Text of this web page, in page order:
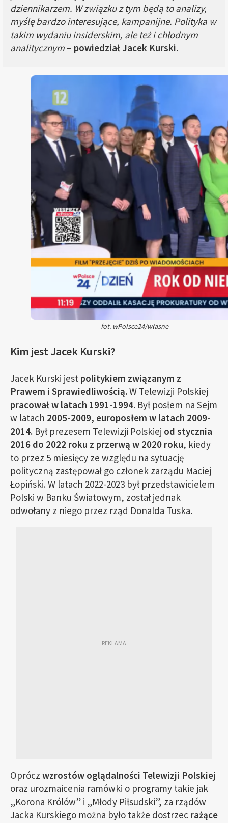
dziennikarzem. W związku z tym będą to analizy,
myślę bardzo interesujące, kampanijne. Polityka w
takim wydaniu insiderskim, ale też i chłodnym
analitycznym – powiedział Jacek Kurski.
fot. wPolsce24/własne
Kim jest Jacek Kurski?
Jacek Kurski jest politykiem związanym z
Prawem i Sprawiedliwością.W Telewizji Polskiej
pracował w latach 1991-1994. Był posłem na Sejm
w latach 2005-2009, europosłem w latach 2009-
2014. Był prezesem Telewizji Polskiej od stycznia
2016 do 2022 roku z przerwą w 2020 roku, kiedy
to przez 5 miesięcy ze względu na sytuację
polityczną zastępował go członek zarządu Maciej
Łopiński. W latach 2022-2023 był przedstawicielem
Polski w Banku Światowym, został jednak
odwołany z niego przez rząd Donalda Tuska.
Oprócz wzrostów oglądalności Telewizji Polskiej
oraz urozmaicenia ramówki o programy takie jak
„Korona Królów” i „Młody Piłsudski”, za rządów
Jacka Kurskiego można było także dostrzec rażące